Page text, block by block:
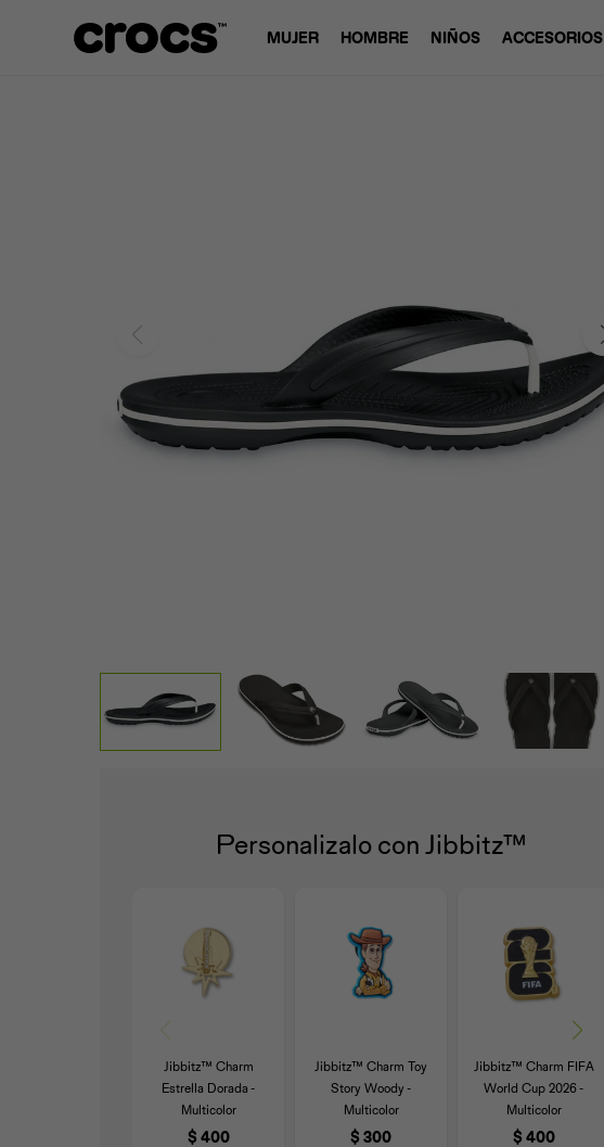
MUJER HOMBRE NIÑOS ACCESORIOS
Personalizalo con Jibbitz™
Jibbitz™ Charm
Estrella Dorada -
Multicolor
$ 400
Jibbitz™ Charm Toy
Story Woody -
Multicolor
$ 300
Jibbitz™ Charm FIFA
World Cup 2026 -
Multicolor
$ 400